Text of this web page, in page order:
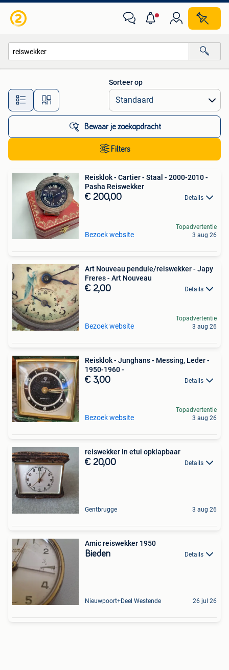
Alle afstanden…
Sorteer op
Bewaar je zoekopdracht
Filters
Reisklok - Cartier - Staal - 2000-2010 -
Pasha Reiswekker
€ 200,00 Details
Bezoek website
Topadvertentie
3 aug 26
Art Nouveau pendule/reiswekker - Japy
Freres - Art Nouveau
€ 2,00 Details
Bezoek website
Topadvertentie
3 aug 26
Reisklok - Junghans - Messing, Leder -
1950-1960 -
€ 3,00 Details
Bezoek website
Topadvertentie
3 aug 26
reiswekker In etui opklapbaar
€ 20,00 Details
Gentbrugge 3 aug 26
Amic reiswekker 1950
Bieden Details
Nieuwpoort+Deel Westende 26 jul 26